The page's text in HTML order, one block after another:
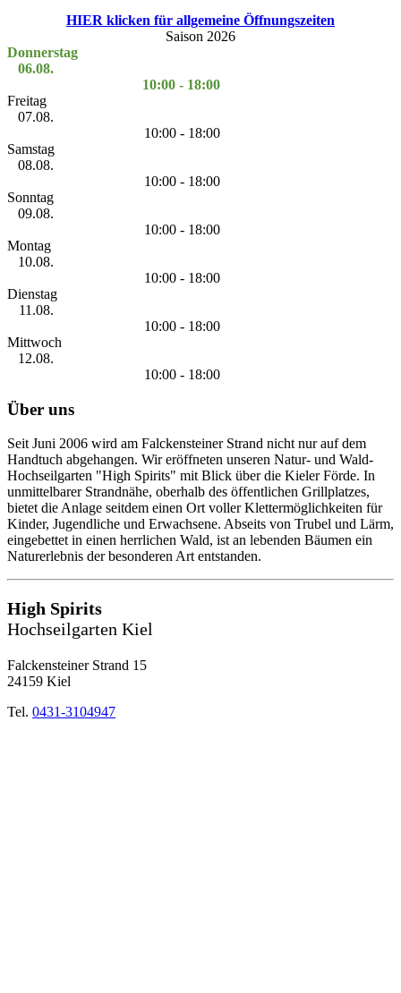
HIER klicken für allgemeine Öffnungszeiten
Saison 2026
Donnerstag
06.08.
10:00 - 18:00
Freitag
07.08.
10:00 - 18:00
Samstag
08.08.
10:00 - 18:00
Sonntag
09.08.
10:00 - 18:00
Montag
10.08.
10:00 - 18:00
Dienstag
11.08.
10:00 - 18:00
Mittwoch
12.08.
10:00 - 18:00
Über uns
Seit Juni 2006 wird am Falckensteiner Strand nicht nur auf dem
Handtuch abgehangen. Wir eröffneten unseren Natur- und Wald-
Hochseilgarten "High Spirits" mit Blick über die Kieler Förde. In
unmittelbarer Strandnähe, oberhalb des öffentlichen Grillplatzes,
bietet die Anlage seitdem einen Ort voller Klettermöglichkeiten für
Kinder, Jugendliche und Erwachsene. Abseits von Trubel und Lärm,
eingebettet in einen herrlichen Wald, ist an lebenden Bäumen ein
Naturerlebnis der besonderen Art entstanden.
High Spirits
Hochseilgarten Kiel
Falckensteiner Strand 15
24159 Kiel
Tel. 0431-3104947